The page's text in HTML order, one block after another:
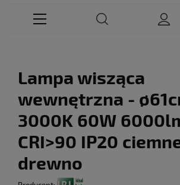
Lampa wisząca
wewnętrzna -
3000K 60W
CRI>90 IP20
drewno